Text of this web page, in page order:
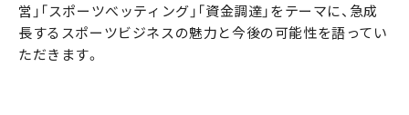
営」「スポーツべッティング」「資金調達」をテーマに、急成
長するスポーツビジネスの魅力と今後の可能性を語ってい
ただきます。